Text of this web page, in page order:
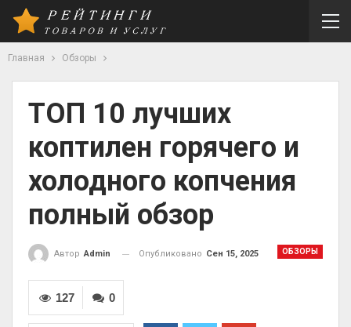
Главная Обзоры
ТОП 10 лучших
коптилен горячего и
холодного копчения
полный обзор
ОБЗОРЫ
Автор Admin Опубликовано Сен 15, 2025
0
127